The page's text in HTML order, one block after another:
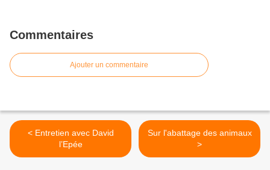
Commentaires
Ajouter un commentaire
< Entretien avec David
l’Epée
Sur l'abattage des animaux
>